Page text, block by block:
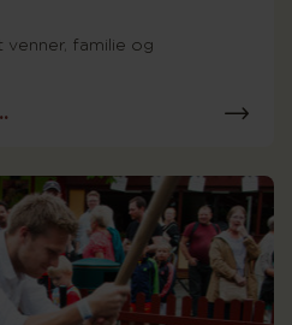
venner, familie og